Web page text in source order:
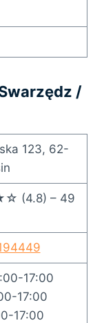
/
123, 62-
(4.8) – 49
17:00
17:00
17:00